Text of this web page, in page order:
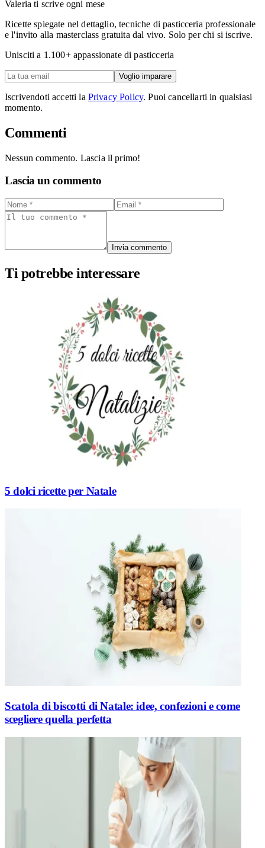
Valeria ti scrive ogni mese
Ricette spiegate nel dettaglio, tecniche di pasticceria professionale
e l'invito alla masterclass gratuita dal vivo. Solo per chi si iscrive.
Unisciti a 1.100+ appassionate di pasticceria
Voglio imparare
Iscrivendoti accetti la Privacy Policy. Puoi cancellarti in qualsiasi
momento.
Commenti
Nessun commento. Lascia il primo!
Lascia un commento
Invia commento
Ti potrebbe interessare
5 dolci ricette per Natale
Scatola di biscotti di Natale: idee, confezioni e come
scegliere quella perfetta